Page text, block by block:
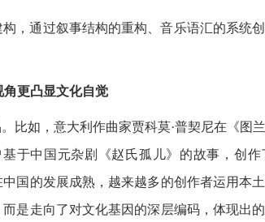
通过叙事结构的重构、音乐语汇的系统
角更凸显文化自觉
如，意大利作曲家贾科莫·普契尼在《图兰
于中国元杂剧《赵氏孤儿》的故事，创作
国的发展成熟，越来越多的创作者运用本
是走向了对文化基因的深层编码，体现出